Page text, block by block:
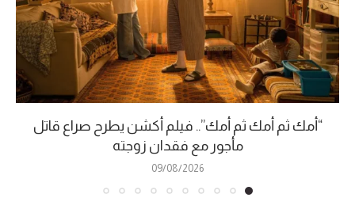
“أمك ثم أمك ثم أمك”.. فيلم أكشن يطرح صراع قاتل
مأجور مع فقدان زوجته
09/08/2026